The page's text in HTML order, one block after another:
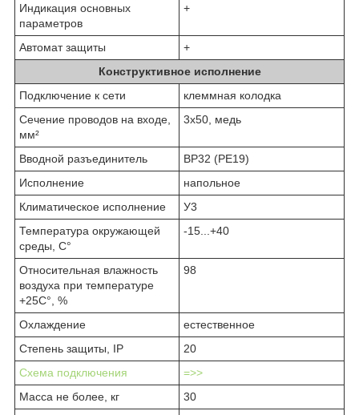
Индикация основных
параметров
+
Автомат защиты
+
Конструктивное исполнение
Подключение к сети
клеммная колодка
Сечение проводов на входе,
мм²
3х50, медь
Вводной разъединитель
ВР32 (РЕ19)
Исполнение
напольное
Климатическое исполнение
У3
Температура окружающей
среды, С°
-15...+40
Относительная влажность
воздуха при температуре
+25С°, %
98
Охлаждение
естественное
Степень защиты, IP
20
Схема подключения
=>>
Масса не более, кг
30